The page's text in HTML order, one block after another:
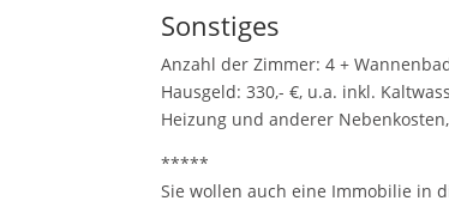
Sonstiges
Anzahl der Zimmer: 4 +
Hausgeld: 330,- €, u.a. inkl.
Heizung und anderer
*****
Sie wollen auch eine Immobilie in